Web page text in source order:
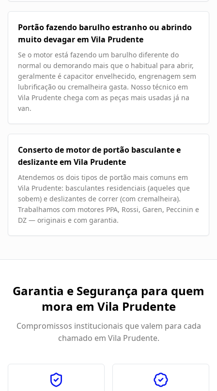
Portão fazendo barulho estranho ou abrindo
muito devagar em Vila Prudente
Se o motor está fazendo um barulho diferente do
normal ou demorando mais que o habitual para abrir,
geralmente é capacitor envelhecido, engrenagem sem
lubrificação ou cremalheira gasta. Nosso técnico em
Vila Prudente chega com as peças mais usadas já na
van.
Conserto de motor de portão basculante e
deslizante em Vila Prudente
Atendemos os dois tipos de portão mais comuns em
Vila Prudente: basculantes residenciais (aqueles que
sobem) e deslizantes de correr (com cremalheira).
Trabalhamos com motores PPA, Rossi, Garen, Peccinin e
DZ — originais e com garantia.
Garantia e Segurança para quem
mora em Vila Prudente
Compromissos institucionais que valem para cada
chamado em Vila Prudente.